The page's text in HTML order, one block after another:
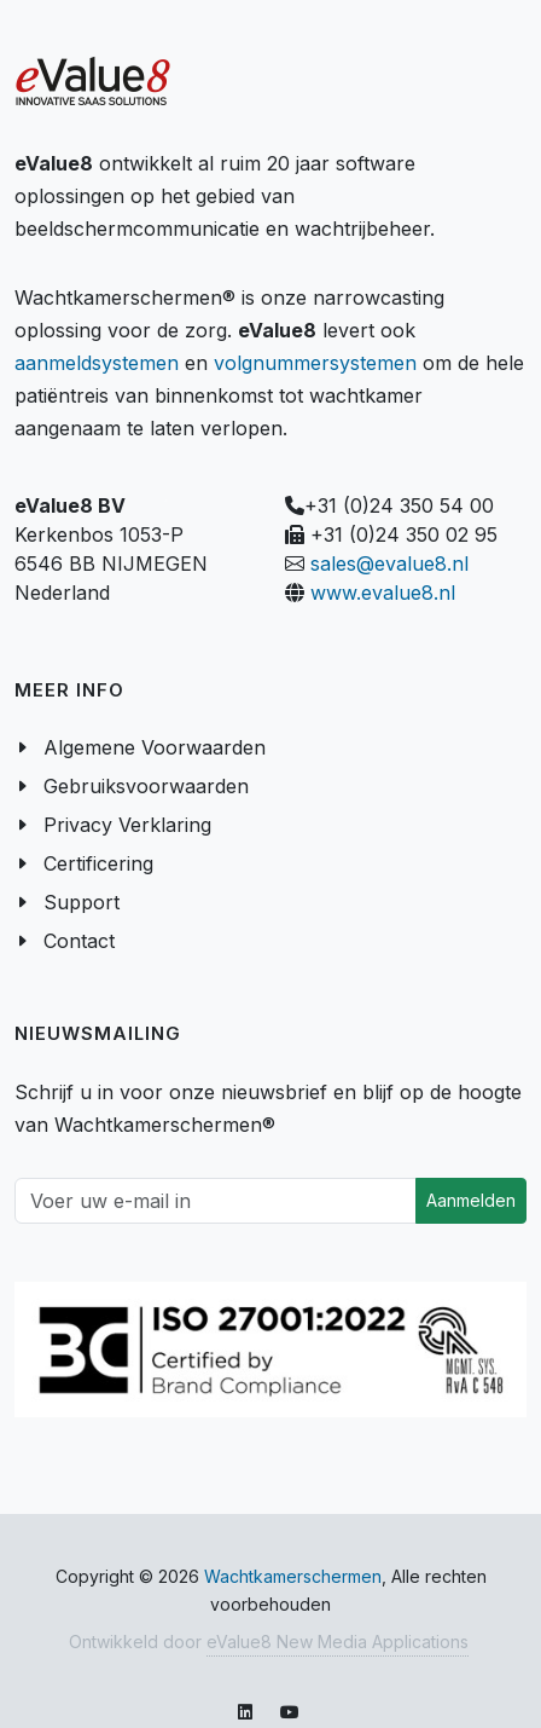
eValue8 ontwikkelt al ruim 20 jaar software
oplossingen op het gebied van
beeldschermcommunicatie en wachtrijbeheer.
Wachtkamerschermen® is onze narrowcasting
oplossing voor de zorg. eValue8 levert ook
aanmeldsystemen en volgnummersystemen om de hele
patiëntreis van binnenkomst tot wachtkamer
aangenaam te laten verlopen.
eValue8 BV
Kerkenbos 1053-P
6546 BB NIJMEGEN
Nederland
+31 (0)24 350 54 00
+31 (0)24 350 02 95
sales@evalue8.nl
www.evalue8.nl
MEER INFO
Algemene Voorwaarden
Gebruiksvoorwaarden
Privacy Verklaring
Certificering
Support
Contact
NIEUWSMAILING
Schrijf u in voor onze nieuwsbrief en blijf op de hoogte
van Wachtkamerschermen®
Aanmelden
Copyright © 2026 Wachtkamerschermen , Alle rechten
voorbehouden
Ontwikkeld door eValue8 New Media Applications